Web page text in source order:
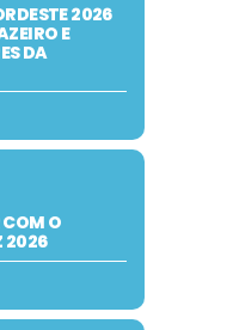
2026
E
DA
COM O
2026